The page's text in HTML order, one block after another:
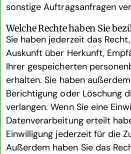
sonstige Auftragsanfragen
Welche Rechte haben Sie
Sie haben jederzeit das
Auskunft über Herkunft,
Ihrer gespeicherten
erhalten. Sie haben
Berichtigung oder Löschung
verlangen. Wenn Sie eine
Datenverarbeitung erteilt
Einwilligung jederzeit für die
Außerdem haben Sie das